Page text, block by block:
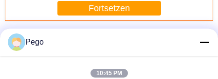
Fortsetzen
Mehr
Pego
10:45 PM